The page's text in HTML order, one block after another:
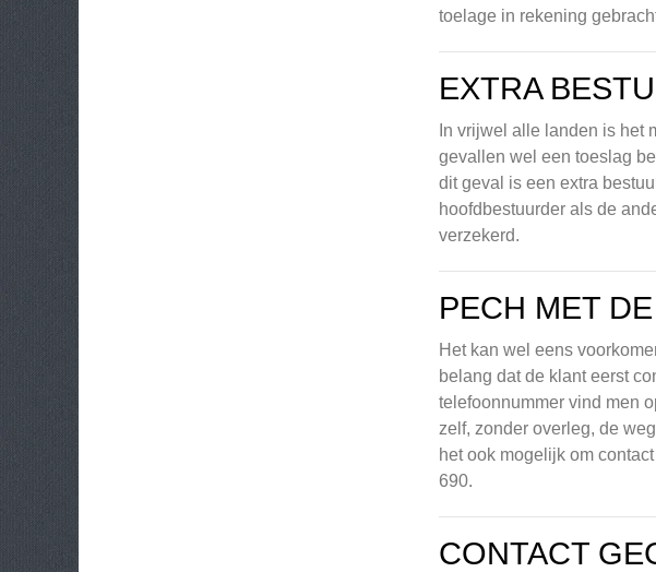
toelage in rekening
EXTRA
In vrijwel alle landen is het
gevallen wel een toeslag
dit geval is een extra
hoofdbestuurder als de
verzekerd.
PECH MET
Het kan wel eens
belang dat de klant eerst
telefoonnummer vind men
zelf, zonder overleg, de
het ook mogelijk om
690.
CONTACT